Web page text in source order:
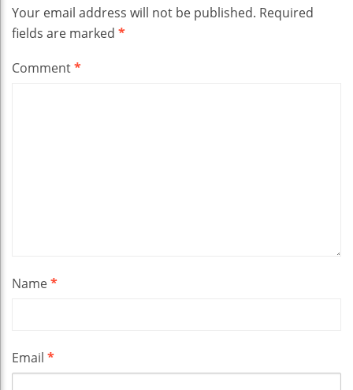
Your email address will not be published. Required
fields are marked *
Comment*
Name*
Email *